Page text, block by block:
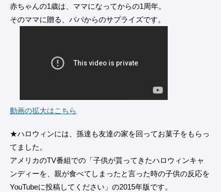
赤ちゃんの1歳は、ママになってからの1周年。
そのママに贈る、パパからのサプライズです。
動画の拡大はこちら
★ハロウィンには、孫達も友達の家を回ってお菓子をもらっ
てました。
アメリカのTV番組での「子供が貰ってきたハロウィンキャ
ンディーを、親が食べてしまったと言った時の子供の反応を
YouTubeに投稿してください」の2015年版です。